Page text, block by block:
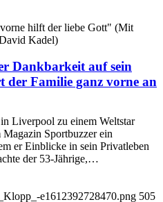
hilft der liebe Gott" (Mit
Kadel)
Dankbarkeit auf sein
der Familie ganz vorne an
Liverpool zu einem Weltstar
Sportbuzzer ein
er Einblicke in sein Privatleben
der 53-Jährige,…
e1612392728470.png 505